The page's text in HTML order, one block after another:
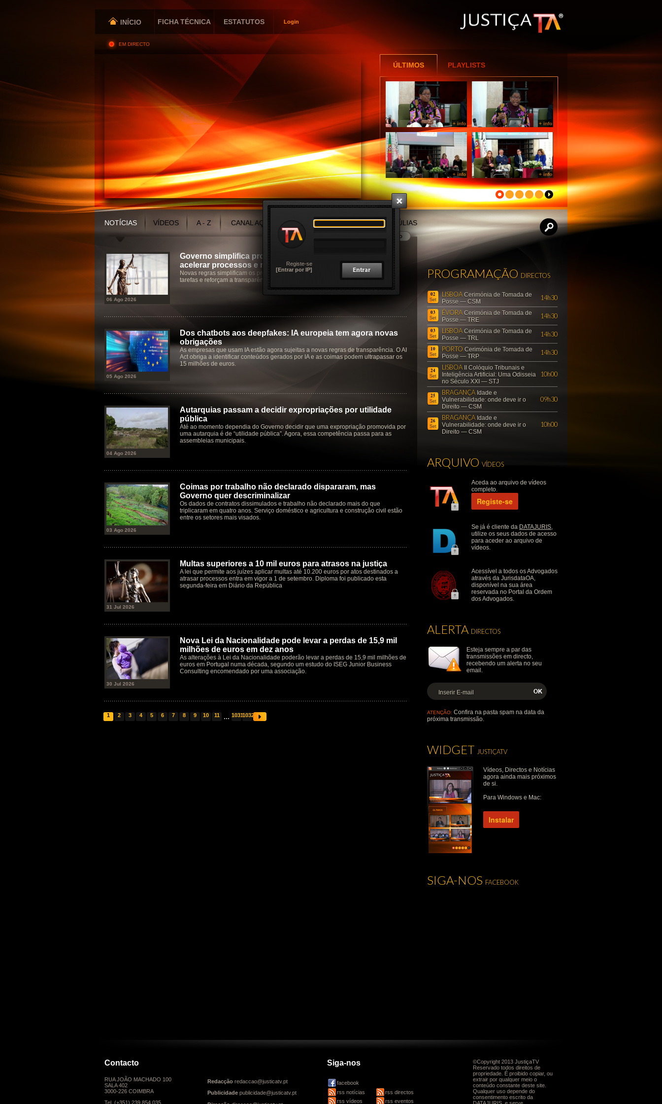
INÍCIO FICHA TÉCNICA ESTATUTOS Login [Entrar por IP]
EM DIRECTO
ÚLTIMOS PLAYLISTS
+ info + info
+ info + info + info
NOTÍCIAS VÍDEOS A - Z CANAL AÇORES CANAL MADEIRA TERTÚLIAS
06 Ago 2026
Governo simplifica procedimentos nos tribunais para
acelerar processos e reduzir burocracia
Novas regras simplificam os procedimentos nas secretarias judiciais, automatizam
tarefas e reforçam a transparência na distribuição dos processos.
05 Ago 2026
Dos chatbots aos deepfakes: IA europeia tem agora novas
obrigações
As empresas que usam IA estão agora sujeitas a novas regras de transparência. O AI
Act obriga a identificar conteúdos gerados por IA e as coimas podem ultrapassar os
15 milhões de euros.
04 Ago 2026
Autarquias passam a decidir expropriações por utilidade
pública
Até ao momento dependia do Governo decidir que uma expropriação promovida por
uma autarquia é de “utilidade pública”. Agora, essa competência passa para as
assembleias municipais.
03 Ago 2026
Coimas por trabalho não declarado dispararam, mas
Governo quer descriminalizar
Os dados de contratos dissimulados e trabalho não declarado mais do que
triplicaram em quatro anos. Serviço doméstico e agricultura e construção civil estão
entre os setores mais visados.
31 Jul 2026
Multas superiores a 10 mil euros para atrasos na justiça
A lei que permite aos juízes aplicar multas até 10.200 euros por atos destinados a
atrasar processos entra em vigor a 1 de setembro. Diploma foi publicado esta
segunda-feira em Diário da República
30 Jul 2026
Nova Lei da Nacionalidade pode levar a perdas de 15,9 mil
milhões de euros em dez anos
As alterações à Lei da Nacionalidade poderão levar a perdas de 15,9 mil milhões de
euros em Portugal numa década, segundo um estudo do ISEG Junior Business
Consulting encomendado por uma associação.
1 2 3 4 5 6 7 8 9 10 11 ... 10311032
PROGRAMAÇÃO DIRECTOS
02
Set
LISBOA Cerimónia de Tomada de
Posse — CSM
14h30
03
Set
ÉVORA Cerimónia de Tomada de
Posse — TRE
14h30
03
Set
LISBOA Cerimónia de Tomada de
Posse — TRL
14h30
10
Set
PORTO Cerimónia de Tomada de
Posse — TRP
14h30
24
Set
LISBOA II Colóquio Tribunais e
Inteligência Artificial: Uma Odisseia
no Século XXI — STJ
10h00
25
Set
BRAGANÇA Idade e
Vulnerabilidade: onde deve ir o
Direito — CSM
09h30
26
Set
BRAGANÇA Idade e
Vulnerabilidade: onde deve ir o
Direito — CSM
10h00
ARQUIVO VÍDEOS
Aceda ao arquivo de vídeos
completo.
Registe-se
Se já é cliente da DATAJURIS,
utilize os seus dados de acesso
para aceder ao arquivo de
vídeos.
Acessível a todos os Advogados
através da JurisdataOA,
disponível na sua área
reservada no Portal da Ordem
dos Advogados.
ALERTA DIRECTOS
Esteja sempre a par das
transmissões em directo,
recebendo um alerta no seu
email.
ATENÇÃO: Confira na pasta spam na data da
próxima transmissão.
WIDGET JUSTIÇATV
Vídeos, Directos e Notícias
agora ainda mais próximos
de si.
Para Windows e Mac:
Instalar
SIGA-NOS FACEBOOK
Contacto
RUA JOÃO MACHADO 100
SALA 402
3000-226 COIMBRA
Tel. (+351) 239 854 035
Redacção redaccao@justicatv.pt
Publicidade publicidade@justicatv.pt
Siga-nos
facebook
rss notícias
rss directos
rss vídeos
rss eventos
©Copyright 2013 JustiçaTV
Reservado todos direitos de
propriedade. É proibido copiar, ou
extrair por qualquer meio o
conteúdo constante deste site.
Qualquer uso depende do
consentimento escrito da
Registe-se
[Entrar por IP]